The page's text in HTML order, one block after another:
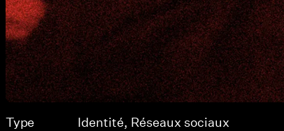
Type Identité Réseaux sociaux